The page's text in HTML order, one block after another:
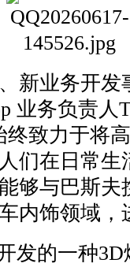
新业务开
业务负责人
致力于将
们在日常
够与巴斯夫
内饰领域，
发的一种